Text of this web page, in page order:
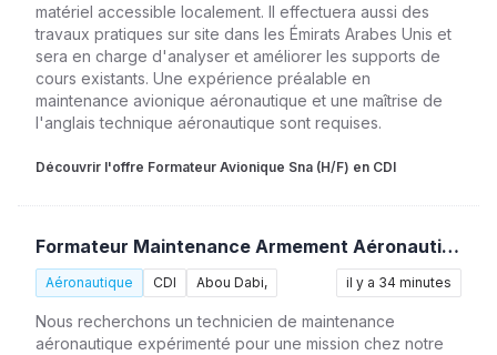
matériel accessible localement. Il effectuera aussi des
travaux pratiques sur site dans les Émirats Arabes Unis et
sera en charge d'analyser et améliorer les supports de
cours existants. Une expérience préalable en
maintenance avionique aéronautique et une maîtrise de
l'anglais technique aéronautique sont requises.
Découvrir l'offre Formateur Avionique Sna (H/F) en CDI
Formateur Maintenance Armement Aéronautique (H/F)
Aéronautique CDI Abou Dabi, il y a 34 minutes
Nous recherchons un technicien de maintenance
aéronautique expérimenté pour une mission chez notre